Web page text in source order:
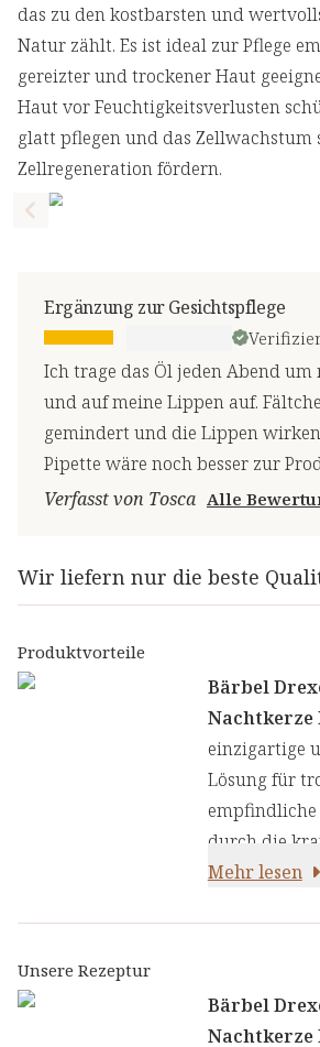
das zu den kostbarsten und
Natur zählt. Es ist ideal zur Pflege
gereizter und trockener Haut
Haut vor Feuchtigkeitsverlusten
glatt pflegen und das Zellwachstum
Zellregeneration fördern.
Previous slide
Ergänzung zur Gesichtspflege
Ich trage das Öl jeden Abend um
und auf meine Lippen auf.
gemindert und die Lippen
Pipette wäre noch besser zur
Verfasst von Tosca Alle
Wir liefern nur die beste
Produktvorteile
Bärbel
Nachtkerze
einzigartige
Lösung für
durch die
Nachtkerze
das zu den
Mehr lesen
Unsere Rezeptur
Bärbel
Nachtkerze